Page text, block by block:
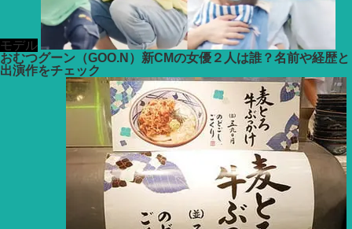
モデル
おむつグーン（GOO.N）新CMの女優２人は誰？名前や経歴と
出演作をチェック